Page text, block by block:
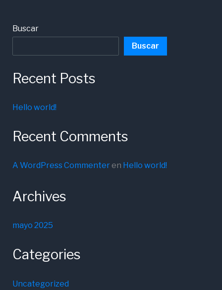
Buscar
Buscar
Recent Posts
Hello world!
Recent Comments
A WordPress Commenteren Hello world!
Archives
mayo 2025
Categories
Uncategorized